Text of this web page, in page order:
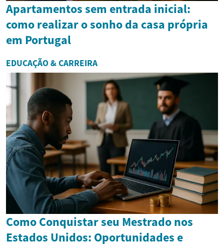
Apartamentos sem entrada inicial:
como realizar o sonho da casa própria
em Portugal
EDUCAÇÃO & CARREIRA
Como Conquistar seu Mestrado nos
Estados Unidos: Oportunidades e